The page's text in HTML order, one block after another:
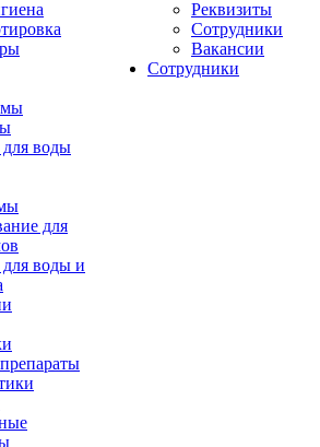
для воды
для
для воды и
Реквизиты
Сотрудники
Вакансии
Сотрудники